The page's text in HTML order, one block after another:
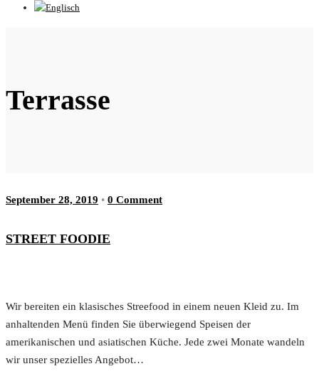
Terrasse
September 28, 2019 • 0 Comment
STREET FOODIE
Wir bereiten ein klasisches Streefood in einem neuen Kleid zu. Im
anhaltenden Menü finden Sie überwiegend Speisen der
amerikanischen und asiatischen Küche. Jede zwei Monate wandeln
wir unser spezielles Angebot…